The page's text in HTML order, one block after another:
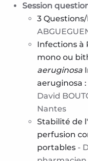
Session
3
Infections à
mono ou
aeruginosa
aeruginosa
David
Nantes
Stabilité de
perfusion
portables -